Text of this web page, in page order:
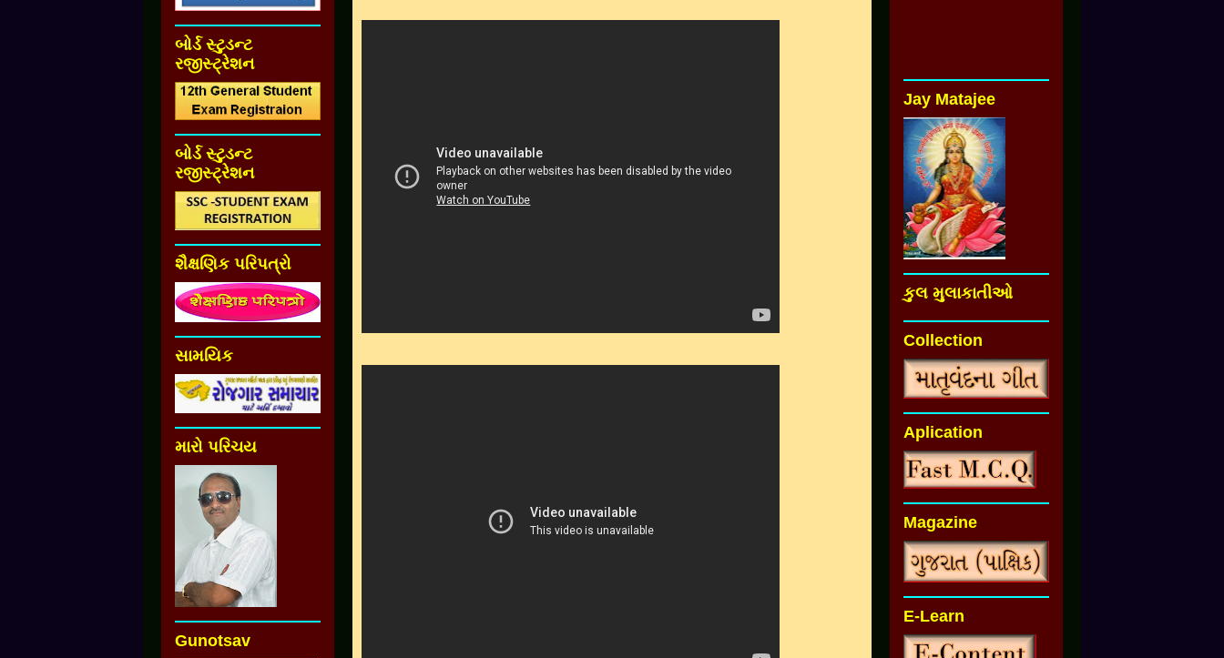
બોર્ડ સ્ટુડન્ટ
રજીસ્ટ્રેશન
બોર્ડ સ્ટુડન્ટ
રજીસ્ટ્રેશન
શૈક્ષણિક પરિપત્રો
સામયિક
મારો પરિચય
Gunotsav
Jay Matajee
કુલ મુલાકાતીઓ
Collection
Aplication
Magazine
E-Learn